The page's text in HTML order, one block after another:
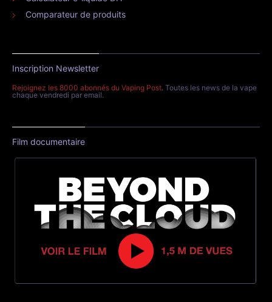
Comparateur de produits
Inscription Newsletter
Rejoignez les 8000 abonnés du Vaping Post. Toutes les news de la vape
chaque vendredi par email.
Film documentaire